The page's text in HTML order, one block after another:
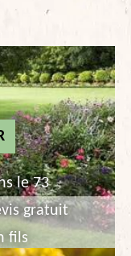
le 73
gratuit
fils